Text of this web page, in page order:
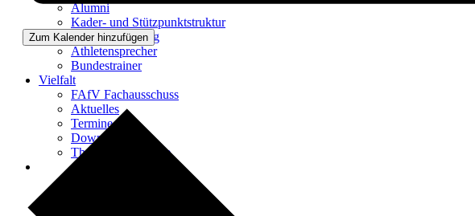
Alumni
Kader- und Stützpunktstruktur
Kaderbewerbung
Athletensprecher
Bundestrainer
Vielfalt
FAfV Fachausschuss
Aktuelles
Termine
Downloads
Themen & Projekte
Zum Kalender hinzufügen